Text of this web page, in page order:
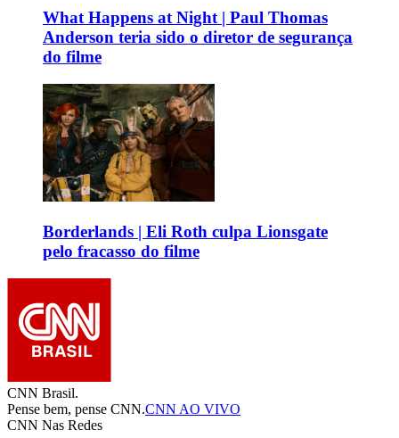
What Happens at Night | Paul Thomas
Anderson teria sido o diretor de segurança
do filme
Borderlands | Eli Roth culpa Lionsgate
pelo fracasso do filme
CNN Brasil.
Pense bem, pense CNN.CNN AO VIVO
CNN Nas Redes